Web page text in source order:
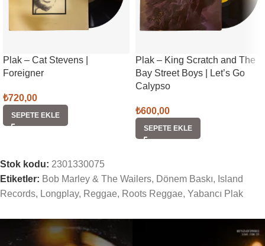
Plak – Cat Stevens |
Foreigner
₺720,00
SEPETE EKLE
Plak – King Scratch and The
Bay Street Boys | Let’s Go
Calypso
₺600,00
SEPETE EKLE
Stok kodu: 2301330075
Etiketler: Bob Marley & The Wailers, Dönem Baskı, Island
Records, Longplay, Reggae, Roots Reggae, Yabancı Plak